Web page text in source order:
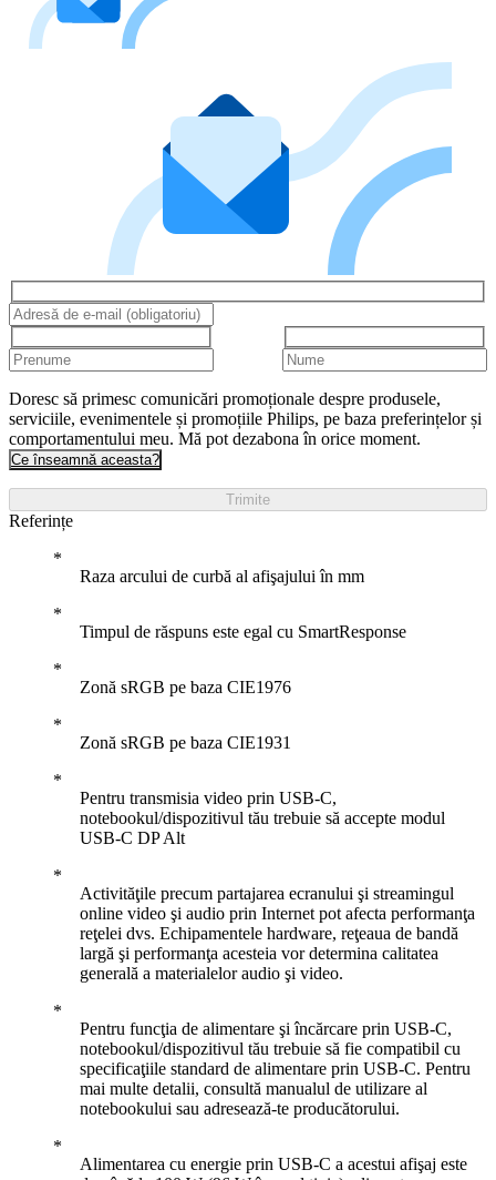
Doresc să primesc comunicări promoționale despre produsele,
serviciile, evenimentele și promoțiile Philips, pe baza preferințelor și
comportamentului meu. Mă pot dezabona în orice moment.
Ce înseamnă aceasta?
Trimite
Referințe
Raza arcului de curbă al afişajului în mm
Timpul de răspuns este egal cu SmartResponse
Zonă sRGB pe baza CIE1976
Zonă sRGB pe baza CIE1931
Pentru transmisia video prin USB-C,
notebookul/dispozitivul tău trebuie să accepte modul
USB-C DP Alt
Activităţile precum partajarea ecranului şi streamingul
online video şi audio prin Internet pot afecta performanţa
reţelei dvs. Echipamentele hardware, reţeaua de bandă
largă şi performanţa acesteia vor determina calitatea
generală a materialelor audio şi video.
Pentru funcţia de alimentare şi încărcare prin USB-C,
notebookul/dispozitivul tău trebuie să fie compatibil cu
specificaţiile standard de alimentare prin USB-C. Pentru
mai multe detalii, consultă manualul de utilizare al
notebookului sau adresează-te producătorului.
Alimentarea cu energie prin USB-C a acestui afişaj este